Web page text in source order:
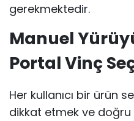
gerekmektedir.
Manuel
Portal Vinç
Her kullanıcı bir ürün
dikkat etmek ve